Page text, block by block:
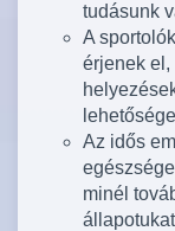
tudásunk
A
érjenek el,
Az idős
minél